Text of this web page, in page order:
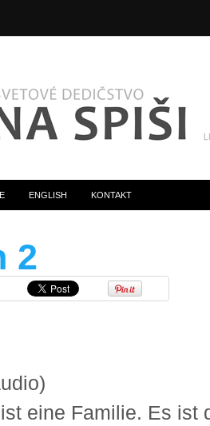
ENGLISH KONTAKT
2
eine Familie. Es ist